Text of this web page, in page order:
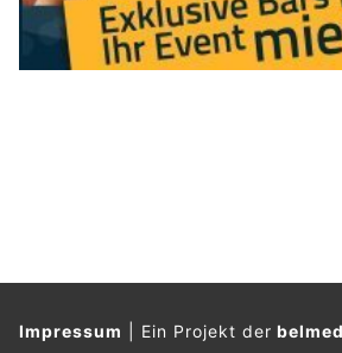
HaarStark. in Wohlen (AG): Moderne Frisuren und
Aarau AG: Mann auf Heimweg
– Kantonspolizei sucht Zeugen
25.07.26 VON POLIZEI.NEWS REDAKTION